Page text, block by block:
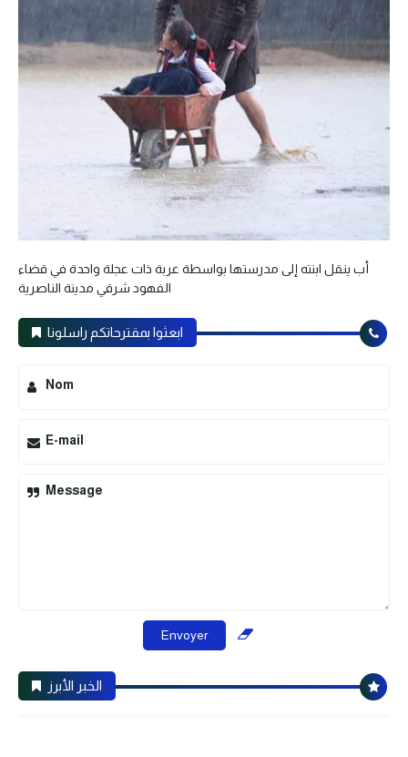
أب ينقل ابنته إلى مدرستها بواسطة عربة ذات عجلة واحدة في قضاء
الفهود شرقي مدينة الناصرية
ابعثوا بمقترحاتكم راسلونا
Nom
E-mail
Message
الخبر الأبرز